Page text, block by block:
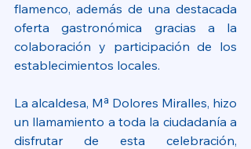
flamenco, además de una destacada
oferta gastronómica gracias a la
colaboración y participación de los
establecimientos locales.
La alcaldesa, Mª Dolores Miralles, hizo
un llamamiento a toda la ciudadanía a
disfrutar de esta celebración,